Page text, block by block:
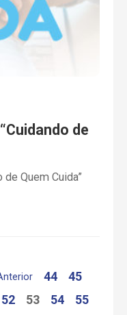
de
de Quem Cuida”
44
45
52 53 54
55